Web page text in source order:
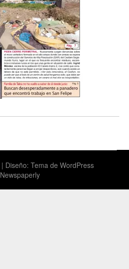
| Diseño: Tema de WordPress
Newspaperly